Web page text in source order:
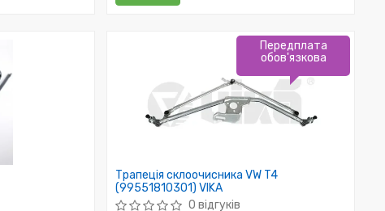
Трапеція склоочисника VW T4
(99551810301) VIKA
0 відгуків
Передплата
обов'язкова